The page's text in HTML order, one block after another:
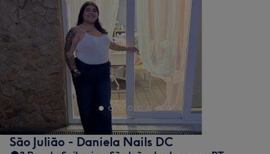
São Julião - Daniela Nails DC